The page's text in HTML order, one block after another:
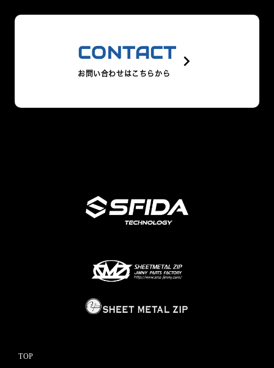
CONTACT
お問い合わせはこちらから
keyboard_arrow_right
TOP